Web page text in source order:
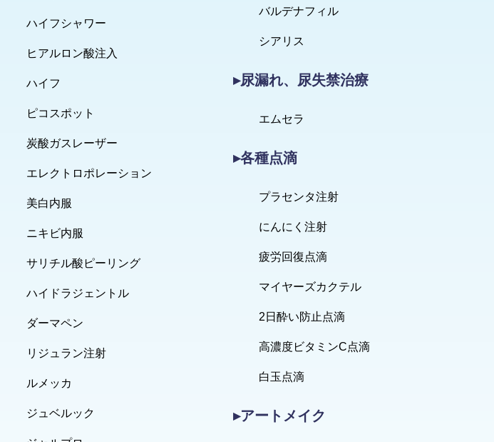
ハイフシャワー
ヒアルロン酸注入
ハイフ
ピコスポット
炭酸ガスレーザー
エレクトロポレーション
美白内服
ニキビ内服
サリチル酸ピーリング
ハイドラジェントル
ダーマペン
リジュラン注射
ルメッカ
ジュベルック
バルデナフィル
シアリス
▸尿漏れ、尿失禁治療
エムセラ
▸各種点滴
プラセンタ注射
にんにく注射
疲労回復点滴
マイヤーズカクテル
2日酔い防止点滴
高濃度ビタミンC点滴
白玉点滴
▸アートメイク